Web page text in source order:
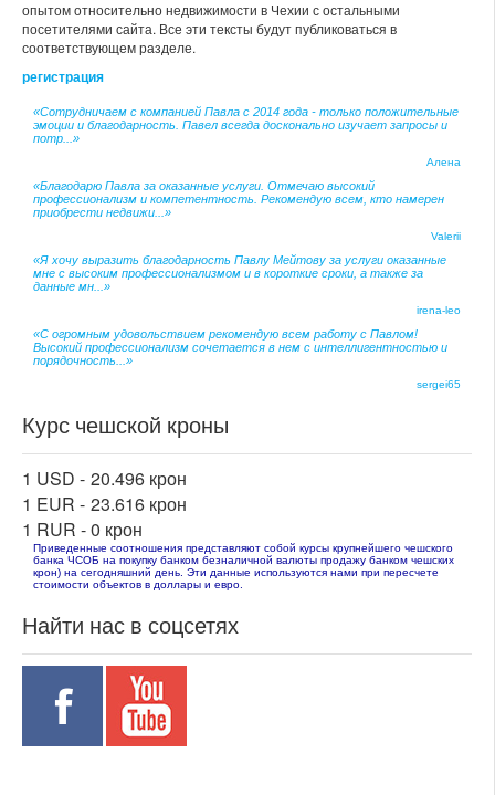
опытом относительно недвижимости в Чехии с остальными
посетителями сайта. Все эти тексты будут публиковаться в
соответствующем разделе.
регистрация
«Сотрудничаем с компанией Павла с 2014 года - только положительные
эмоции и благодарность. Павел всегда досконально изучает запросы и
потр...»
Алена
«Благодарю Павла за оказанные услуги. Отмечаю высокий
профессионализм и компетентность. Рекомендую всем, кто намерен
приобрести недвижи...»
Valerii
«Я хочу выразить благодарность Павлу Мейтову за услуги оказанные
мне с высоким профессионализмом и в короткие сроки, а также за
данные мн...»
irena-leo
«С огромным удовольствием рекомендую всем работу с Павлом!
Высокий профессионализм сочетается в нем с интеллигентностью и
порядочность...»
sergei65
Курс чешской кроны
1 USD - 20.496 крон
1 EUR - 23.616 крон
1 RUR -0 крон
Приведенные соотношения представляют собой курсы крупнейшего чешского
банка ЧСОБ на покупку банком безналичной валюты продажу банком чешских
крон) на сегодняшний день. Эти данные используются нами при пересчете
стоимости объектов в доллары и евро.
Найти нас в соцсетях